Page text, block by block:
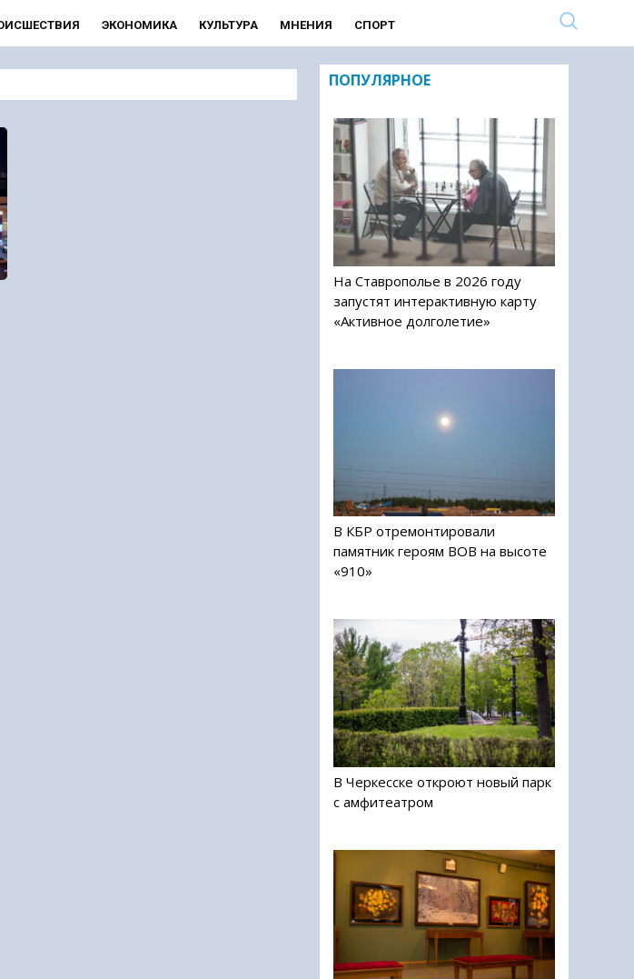
ЭКОНОМИКА КУЛЬТУРА МНЕНИЯ СПОРТ
ПОПУЛЯРНОЕ
На Ставрополье в 2026 году
запустят интерактивную карту
«Активное долголетие»
В КБР отремонтировали
памятник героям ВОВ на высоте
«910»
В Черкесске откроют новый парк
с амфитеатром